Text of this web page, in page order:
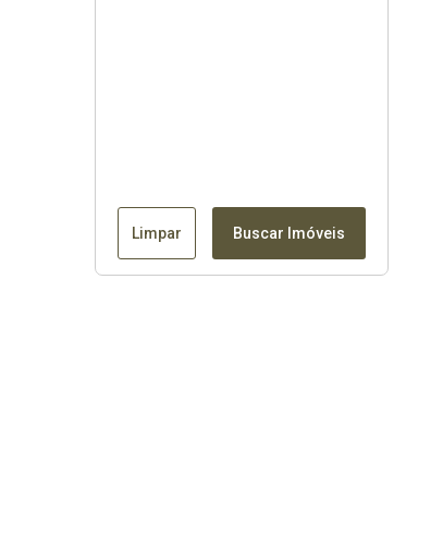
Limpar Buscar Imóveis